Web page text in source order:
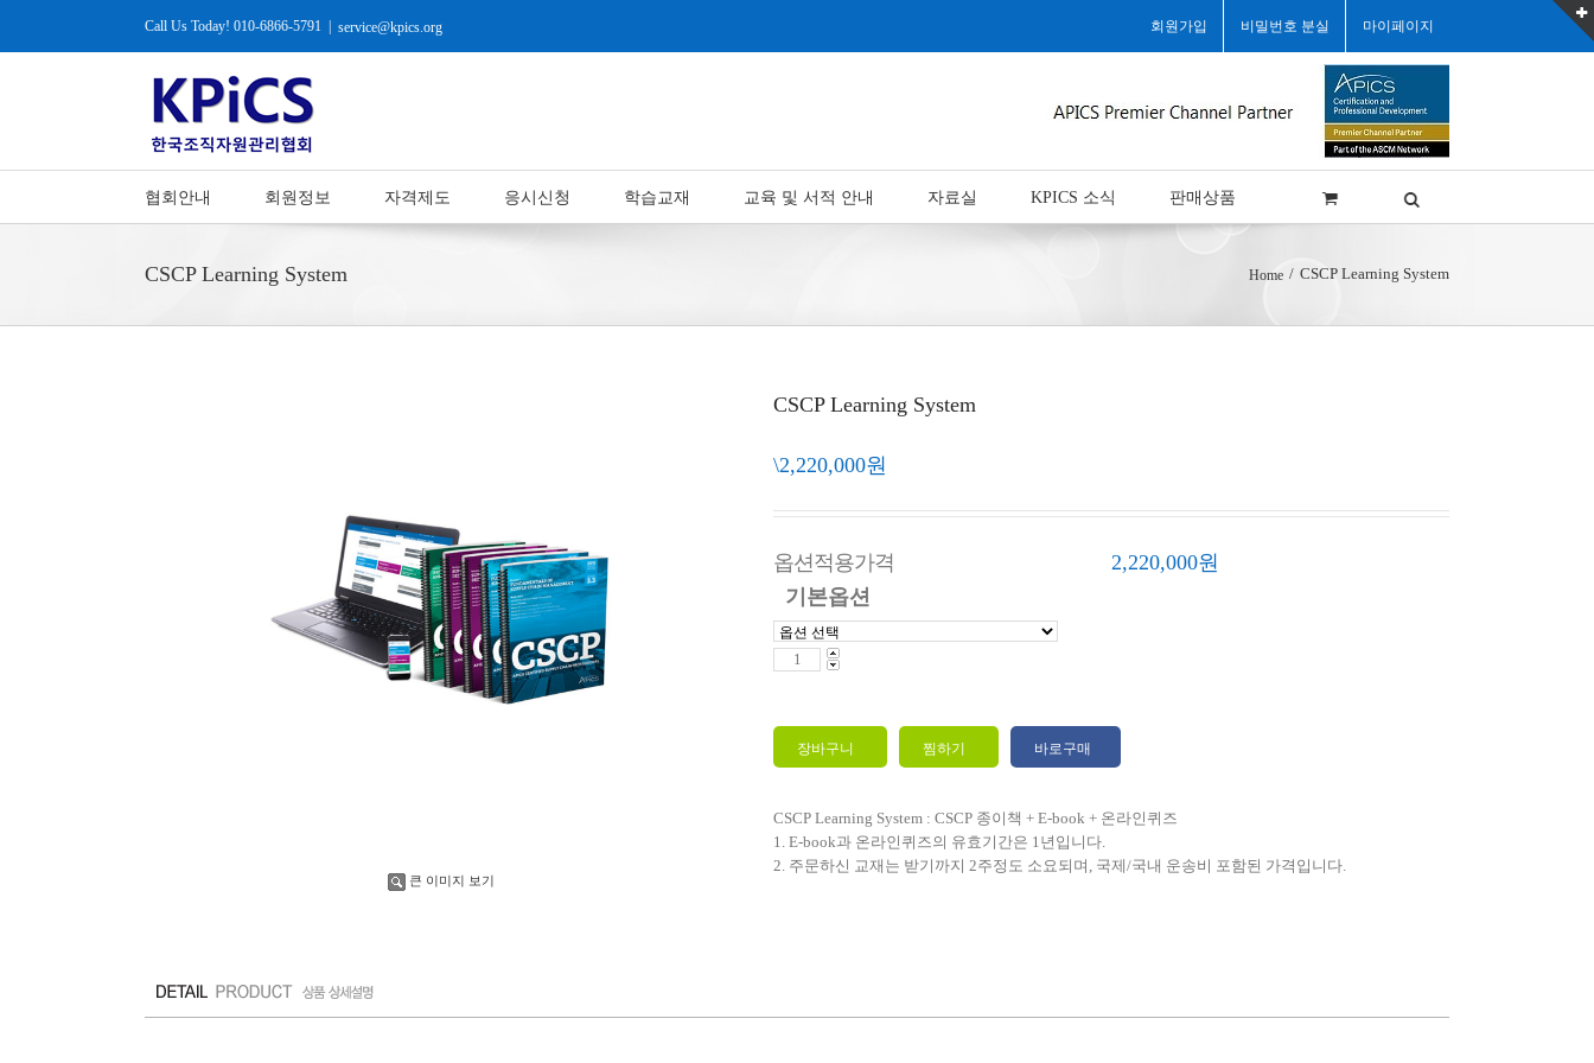
Call Us Today! 010-6866-5791 | service@kpics.org 회원가입 비밀번호 분실 마이페이지
협회안내 회원정보 자격제도 응시신청 학습교재 교육 및 서적 안내 자료실 KPICS 소식 판매상품
CSCP Learning System Home / CSCP Learning System
큰 이미지 보기
CSCP Learning System
\2,220,000원
옵션적용가격 2,220,000원
기본옵션
장바구니 찜하기 바로구매
CSCP Learning System : CSCP 종이책 + E-book + 온라인퀴즈
1. E-book과 온라인퀴즈의 유효기간은 1년입니다.
2. 주문하신 교재는 받기까지 2주정도 소요되며, 국제/국내 운송비 포함된 가격입니다.